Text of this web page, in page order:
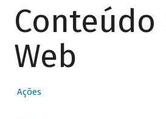
Conteúdo
Web
Ações